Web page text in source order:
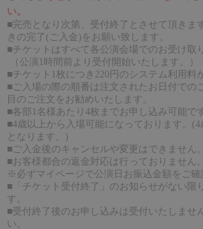
い。
■完売となり次第、受付終了とさせて頂きま
きの完了(ご入金)をお願い致します。
■チケットはすべて各公演会場でのお受け取
（公演1時間前より受付開始いたします。）
■チケット1枚につき220円のシステム利用料
■ご入場の際の順番は注文されたお日付での
目のご注文をお勧めいたします。
■各部1名様あたり4枚までお申し込み可能で
■4歳以上から入場可能になっております。
となります。)
■ご入金後のキャンセルや変更はできません
■お客様都合の返金対応は行っておりません。
※必ずマイページで公演日お振込金額をご確
■「チケット受付終了」のお知らせがない限
す。
■受付終了後のお申し込みは受付いたしませ
い。